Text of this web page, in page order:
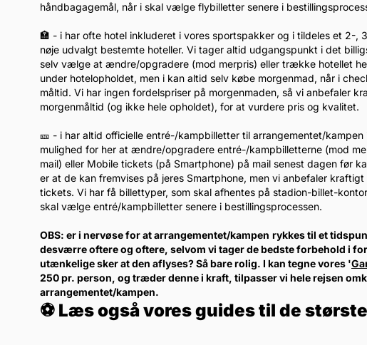
håndbagagemål, når i skal vælge flybilletter senere i
🏣 - i har ofte hotel inkluderet i vores sportspakker og i tildeles et 2-,
nøje udvalgt bestemte hoteller. Vi tager altid udgangspunkt i det
selv vælge at ændre/opgradere (mod merpris) eller trække hotellet
under hotelopholdet, men i kan altid selv købe morgenmad, når i
måltid. Vi har ingen fordelspriser på morgenmaden, så vi anbefaler
morgenmåltid (og ikke hele opholdet), for at vurdere pris og kvalitet.
🎫 - i har altid officielle entré-/kampbilletter til arrangementet/
mulighed for her at ændre/opgradere entré-/kampbilletterne (mod
mail) eller Mobile tickets (på Smartphone) på mail senest dagen før
er at de kan fremvises på jeres Smartphone, men vi anbefaler
tickets. Vi har få billettyper, som skal afhentes på stadion-billet-
skal vælge entré/kampbilletter senere i bestillingsprocessen.
OBS: er i nervøse for at arrangementet/kampen rykkes til et
desværre oftere og oftere, selvom vi tager de bedste forbehold i
utænkelige sker at den aflyses? Så bare rolig. I kan tegne vores '
250 pr. person, og træder denne i kraft, tilpasser vi hele rejsen
arrangementet/kampen.
⚽ Læs også vores guides til de